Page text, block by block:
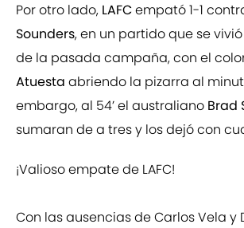
Por otro lado, LAFCempató 1-1
Sounders, en un partido que se
de la pasada campaña, con el
Atuesta abriendo la pizarra al
embargo, al 54’ el australiano Brad
sumaran de a tres y los dejó con
¡Valioso empate de LAFC!
Con las ausencias de Carlos Vela y